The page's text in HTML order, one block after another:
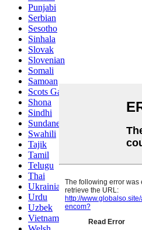
Punjabi
Serbian
Sesotho
Sinhala
Slovak
Slovenian
Somali
Samoan
Scots Gaelic
Shona
Sindhi
Sundanese
Swahili
Tajik
Tamil
Telugu
Thai
Ukrainian
Urdu
Uzbek
Vietnamese